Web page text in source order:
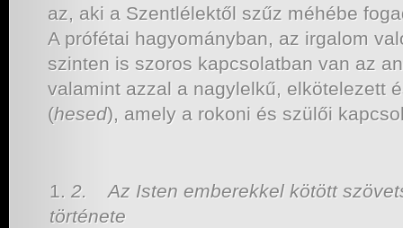
az, aki a Szentlélektől szűz méhébe
A prófétai hagyományban, az irgalom
szinten is szoros kapcsolatban van az
valamint azzal a nagylelkű, elkötelezett
(hesed), amely a rokoni és szülői
2. Az Isten emberekkel kötött
története